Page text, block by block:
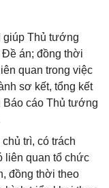
giúp Thủ tướng
án; đồng thời
quan trong việc
sơ kết, tổng kết
Báo cáo Thủ tướng
trì, có trách
liên quan tổ chức
đồng thời theo